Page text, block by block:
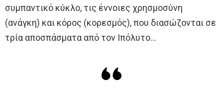
συμπαντικό κύκλο, τις έννοιες χρησμοσύνη
(ανάγκη) και κόρος (κορεσμός), που διασώζονται σε
τρία αποσπάσματα από τον Ιπόλυτο…